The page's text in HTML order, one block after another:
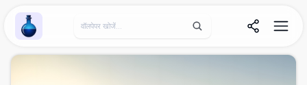
Wallpaper Alchemy